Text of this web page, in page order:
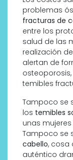
problemas
fracturas de
entre los
salud de las
realización
alertan de
temibles
Tampoco se
los temibles
unas
Tampoco se
cabello, cosa
auténtico